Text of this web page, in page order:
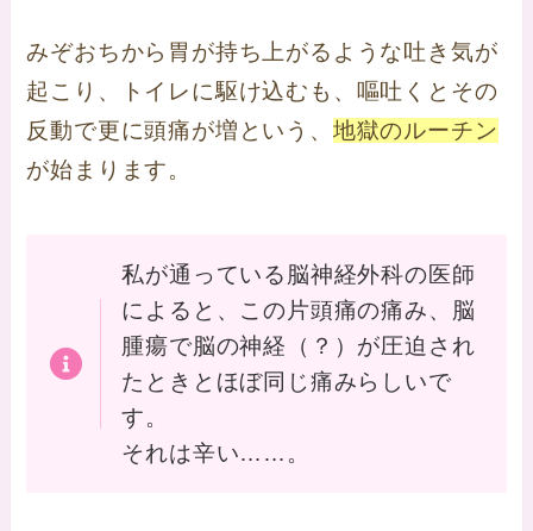
みぞおちから胃が持ち上がるような吐き気が
起こり、トイレに駆け込むも、嘔吐くとその
反動で更に頭痛が増という、 地獄のルーチン
が始まります。
私が通っている脳神経外科の医師
によると、この片頭痛の痛み、脳
腫瘍で脳の神経（？）が圧迫され
たときとほぼ同じ痛みらしいで
す。
それは辛い……。